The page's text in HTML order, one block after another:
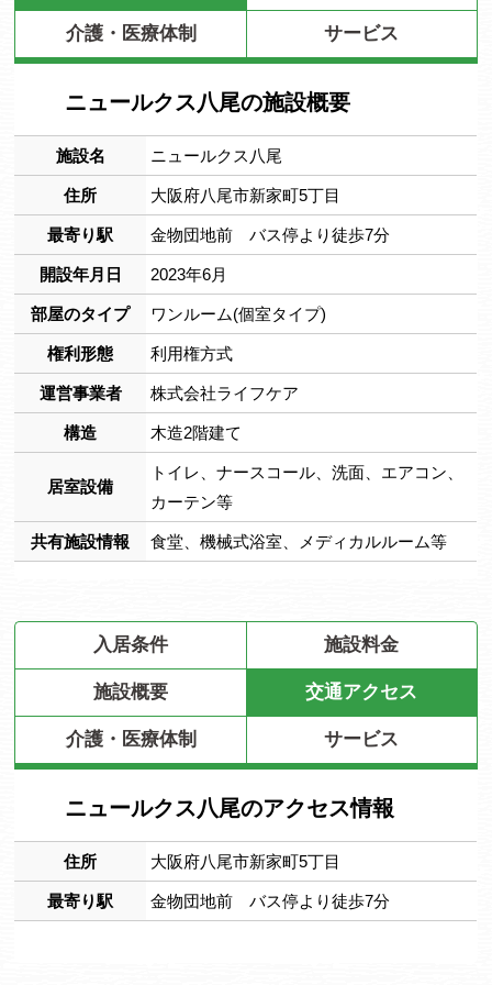
介護・医療体制 サービス
ニュールクス八尾の施設概要
施設名 ニュールクス八尾
住所 大阪府八尾市新家町5丁目
最寄り駅 金物団地前 バス停より徒歩7分
開設年月日 2023年6月
部屋のタイプ ワンルーム(個室タイプ)
権利形態 利用権方式
運営事業者 株式会社ライフケア
構造 木造2階建て
居室設備
トイレ、ナースコール、洗面、エアコン、
カーテン等
共有施設情報 食堂、機械式浴室、メディカルルーム等
入居条件 施設料金
施設概要 交通アクセス
介護・医療体制 サービス
ニュールクス八尾のアクセス情報
住所 大阪府八尾市新家町5丁目
最寄り駅 金物団地前 バス停より徒歩7分